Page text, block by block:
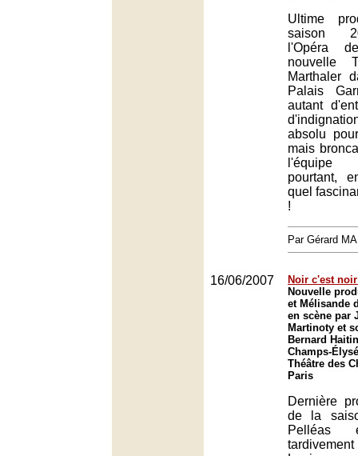
Ultime
saison
l'Opéra
nouvelle
Marthaler
Palais
autant
absolu
mais
l'équipe
pourtant,
quel
!
Par Gérard
16/06/2007
Noir c'est
Nouvelle
et Mélisande
en scène par
Martinoty et
Bernard
Champs-
Théâtre des
Paris
Dernière
de la
Pelléas